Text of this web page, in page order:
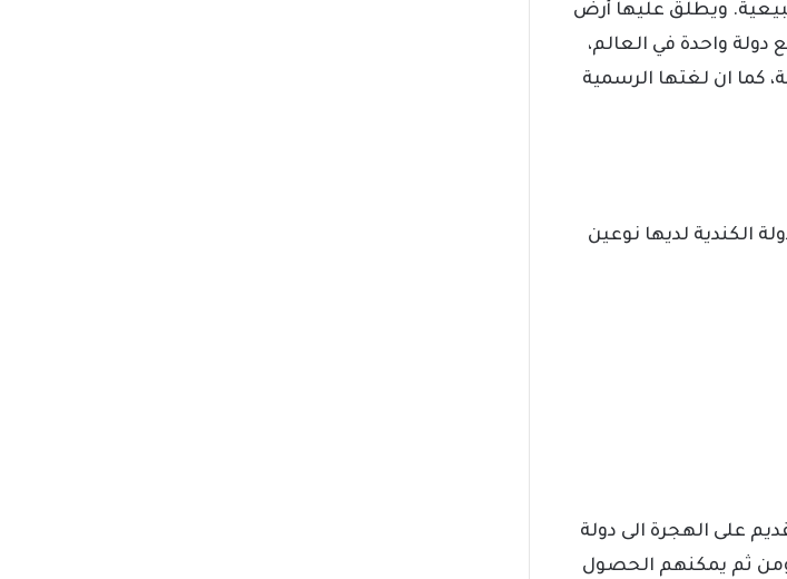
ويطلق عليها أرض
دولة واحدة في العالم،
كما ان لغتها الرسمية
الكندية لديها نوعين
على الهجرة الى دولة
ومن ثم يمكنهم الحصول